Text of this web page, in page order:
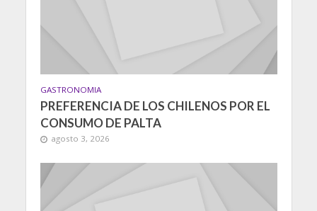
GASTRONOMIA
PREFERENCIA DE LOS CHILENOS POR EL
CONSUMO DE PALTA
agosto 3, 2026